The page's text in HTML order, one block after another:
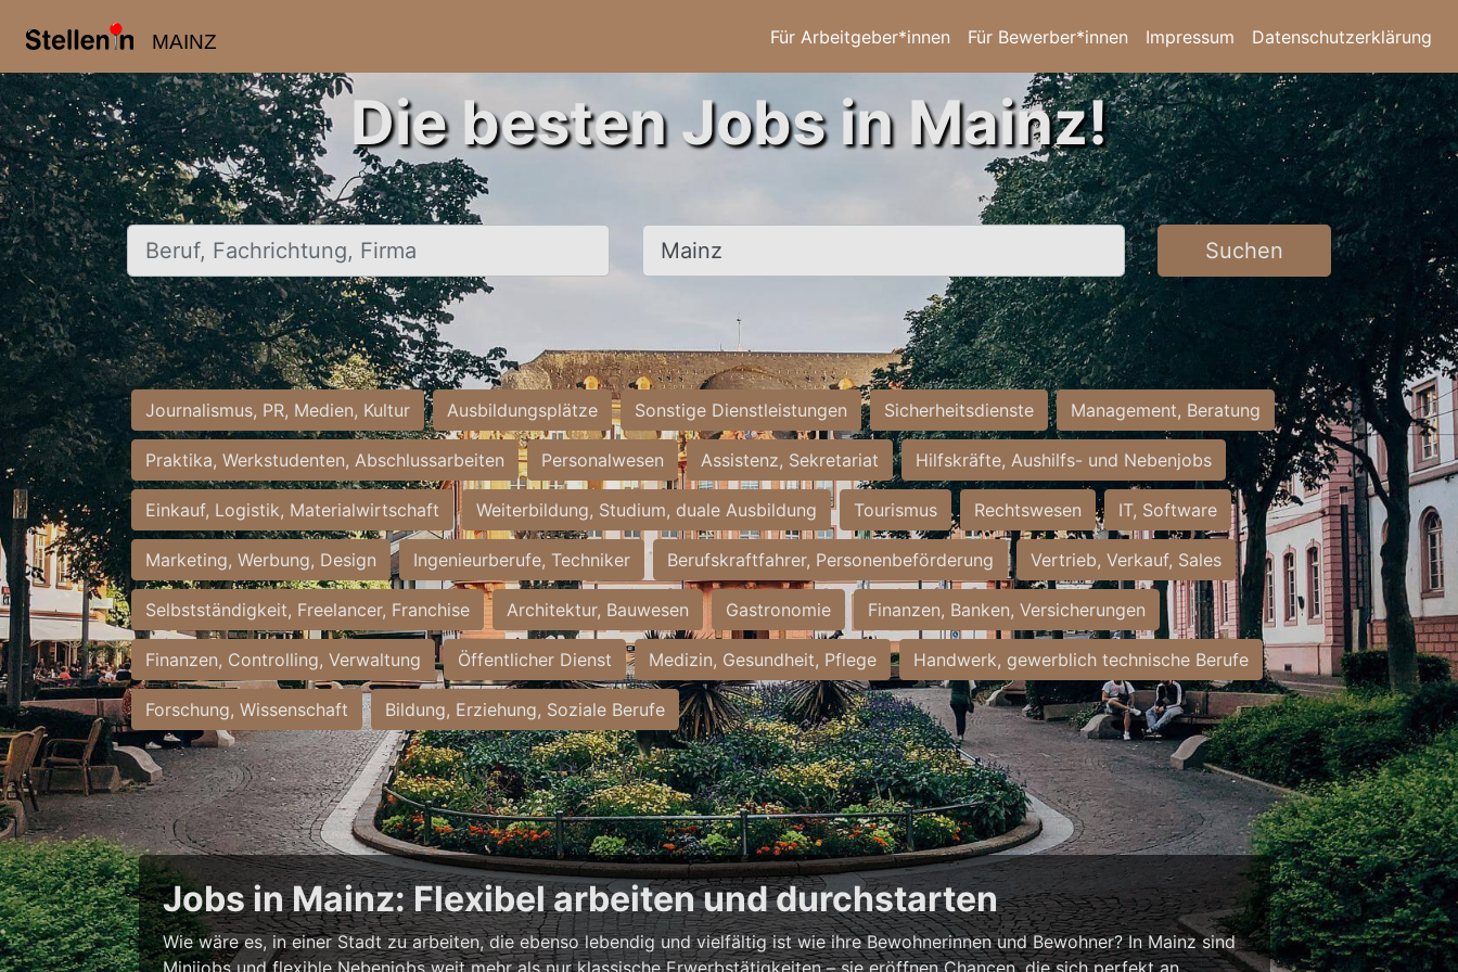
MAINZ Für Arbeitgeber*innen Für Bewerber*innen Impressum Datenschutzerklärung
Die besten Jobs in Mainz!
Beruf, Fachrichtung, Firma Ort, Stadt Suchen
Journalismus, PR, Medien, Kultur Ausbildungsplätze Sonstige Dienstleistungen Sicherheitsdienste Management, Beratung
Praktika, Werkstudenten, Abschlussarbeiten Personalwesen Assistenz, Sekretariat Hilfskräfte, Aushilfs- und Nebenjobs
Einkauf, Logistik, Materialwirtschaft Weiterbildung, Studium, duale Ausbildung Tourismus Rechtswesen IT, Software
Marketing, Werbung, Design Ingenieurberufe, Techniker Berufskraftfahrer, Personenbeförderung Vertrieb, Verkauf, Sales
Selbstständigkeit, Freelancer, Franchise Architektur, Bauwesen Gastronomie Finanzen, Banken, Versicherungen
Finanzen, Controlling, Verwaltung Öffentlicher Dienst Medizin, Gesundheit, Pflege Handwerk, gewerblich technische Berufe
Forschung, Wissenschaft Bildung, Erziehung, Soziale Berufe
Jobs in Mainz: Flexibel arbeiten und durchstarten
Wie wäre es, in einer Stadt zu arbeiten, die ebenso lebendig und vielfältig ist wie ihre Bewohnerinnen und Bewohner? In Mainz sind